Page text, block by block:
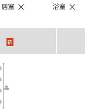
居室 × 浴室 ×
新